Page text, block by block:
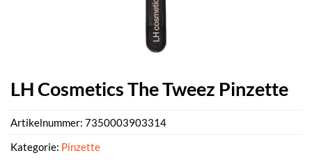
LH Cosmetics The Tweez Pinzette
Artikelnummer: 7350003903314
Kategorie: Pinzette